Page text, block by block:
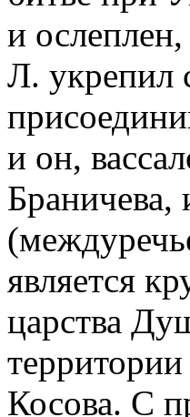
и
Л. укрепил
и он,
Браничева,
является
царства
Косова. С